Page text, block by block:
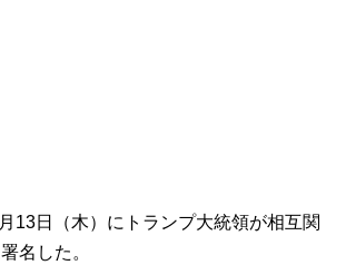
13日（木）にトランプ大統領が相互関
名した。